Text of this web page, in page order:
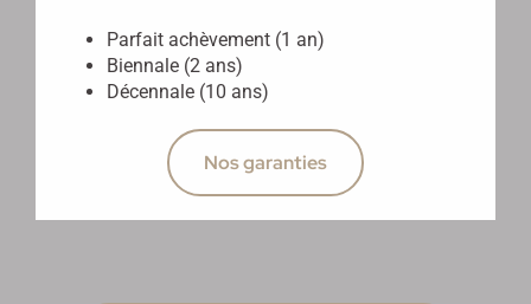
Parfait achèvement (1 an)
Biennale (2 ans)
Décennale (10 ans)
Nos garanties